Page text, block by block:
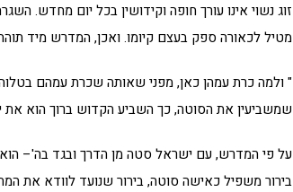
זוג נשוי אינו עורך חופה וקידושין בכל יום מחדש.
מטיל לכאורה ספק בעצם קיומו. ואכן, המדרש מיד
" ולמה כרת עמהן כאן, מפני שאותה שכרת עמהם
שמשביעין את הסוטה, כך השביע הקדוש ברוך הוא את
על פי המדרש, עם ישראל סטה מן הדרך ובגד בה'–
בירור משפיל כאישה סוטה, בירור שנועד לוודא את